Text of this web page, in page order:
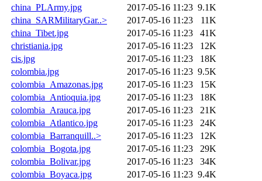
china_PLArmy.jpg
2017-05-16 11:23 9.1K
china_SARMilitaryGar..>
2017-05-16 11:23
11K
china_Tibet.jpg
2017-05-16 11:23
41K
christiania.jpg
2017-05-16 11:23
12K
cis.jpg
2017-05-16 11:23
18K
colombia.jpg
2017-05-16 11:23 9.5K
colombia_Amazonas.jpg
2017-05-16 11:23
15K
colombia_Antioquia.jpg
2017-05-16 11:23
18K
colombia_Arauca.jpg
2017-05-16 11:23
21K
colombia_Atlantico.jpg
2017-05-16 11:23
24K
colombia_Barranquill..>
2017-05-16 11:23
12K
colombia_Bogota.jpg
2017-05-16 11:23
29K
colombia_Bolivar.jpg
2017-05-16 11:23
34K
colombia_Boyaca.jpg
2017-05-16 11:23 9.4K